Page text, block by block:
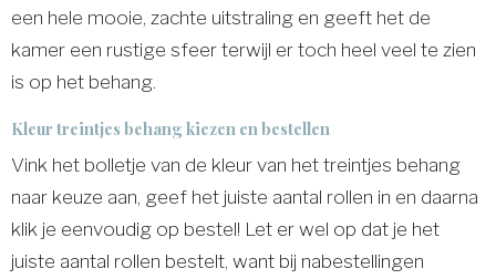
een hele mooie, zachte uitstraling en geeft het de
kamer een rustige sfeer terwijl er toch heel veel te zien
is op het behang.
Kleur treintjes behang kiezen en bestellen
Vink het bolletje van de kleur van het treintjes behang
naar keuze aan, geef het juiste aantal rollen in en daarna
klik je eenvoudig op bestel! Let er wel op dat je het
juiste aantal rollen bestelt, want bij nabestellingen